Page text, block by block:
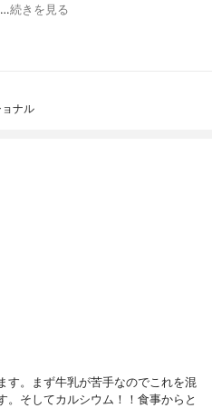
…続きを見る
ナル
す。まず牛乳が苦手なのでこれを混
。そしてカルシウム！！食事からと